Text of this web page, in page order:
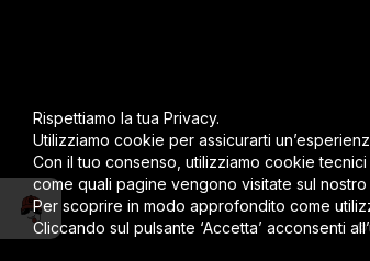
Parla con Timmy
©
Rispettiamo la tua Privacy.
Utilizziamo cookie per assicurarti
Con il tuo consenso, utilizziamo cookie
come quali pagine vengono visitate sul nostro
Per scoprire in modo approfondito come
Cliccando sul pulsante ‘Accetta’ acconsenti